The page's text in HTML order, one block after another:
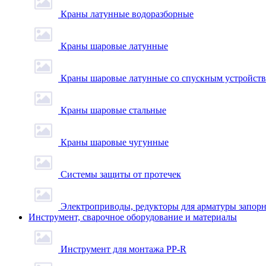
Краны латунные водоразборные
Краны шаровые латунные
Краны шаровые латунные со спускным
Краны шаровые стальные
Краны шаровые чугунные
Системы защиты от протечек
Электроприводы, редукторы для арматуры
Инструмент, сварочное оборудование и материалы
Инструмент для монтажа PP-R